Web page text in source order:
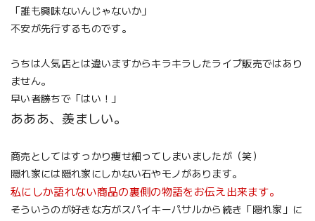
「誰も興味ないんじゃないか」
不安が先行するものです。
うちは人気店とは違いますからキラキラしたライブ販売ではあり
ません。
早い者勝ちで「はい！」
あああ、羨ましい。
商売としてはすっかり痩せ細ってしまいましたが（笑）
隠れ家には隠れ家にしかない石やモノがあります。
私にしか語れない商品の裏側の物語をお伝え出来ます。
そういうのが好きな方がスパイキーパサルから続き「隠れ家」に